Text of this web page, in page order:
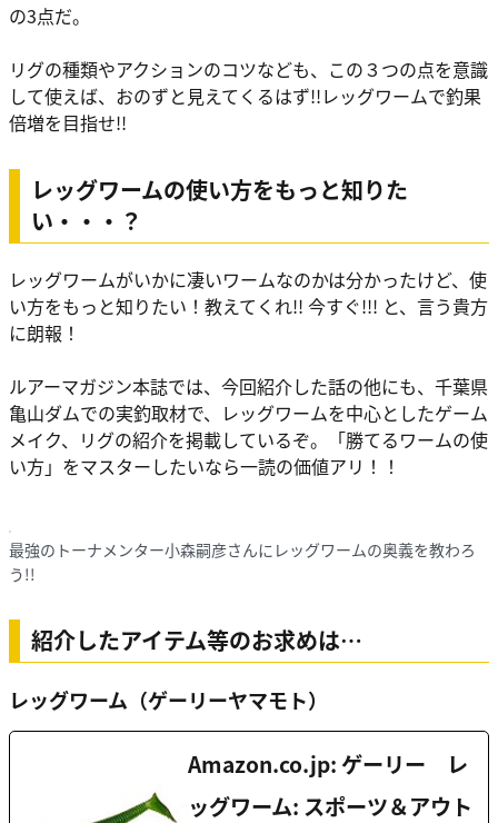
の3点だ。
リグの種類やアクションのコツなども、この３つの点を意識
して使えば、おのずと見えてくるはず!!レッグワームで釣果
倍増を目指せ!!
レッグワームの使い方をもっと知りた
い・・・？
レッグワームがいかに凄いワームなのかは分かったけど、使
い方をもっと知りたい！教えてくれ!! 今すぐ!!! と、言う貴方
に朗報！
ルアーマガジン本誌では、今回紹介した話の他にも、千葉県
亀山ダムでの実釣取材で、レッグワームを中心としたゲーム
メイク、リグの紹介を掲載しているぞ。「勝てるワームの使
い方」をマスターしたいなら一読の価値アリ！！
最強のトーナメンター小森嗣彦さんにレッグワームの奥義を教わろ
う!!
紹介したアイテム等のお求めは…
レッグワーム（ゲーリーヤマモト）
Amazon.co.jp: ゲーリー レ
ッグワーム: スポーツ＆アウト